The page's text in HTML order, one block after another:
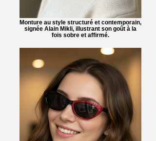
Monture au style structuré et contemporain,
signée Alain Mikli, illustrant son goût à la
fois sobre et affirmé.